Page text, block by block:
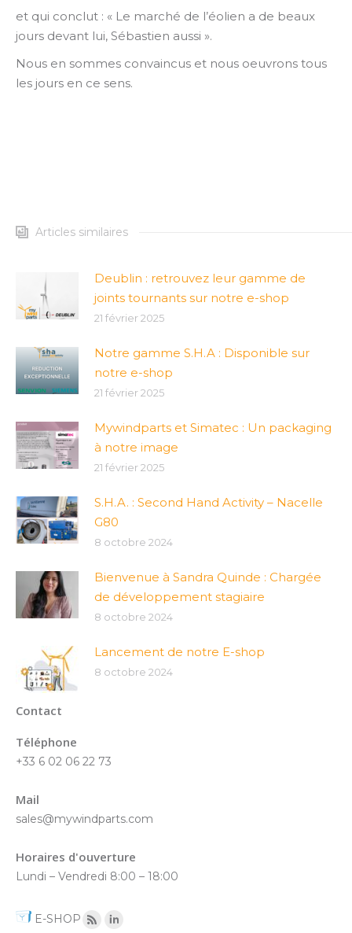
et qui conclut : « Le marché de l’éolien a de beaux
jours devant lui, Sébastien aussi ».
Nous en sommes convaincus et nous oeuvrons tous
les jours en ce sens.
Articles similaires
Deublin : retrouvez leur gamme de
joints tournants sur notre e-shop
21 février 2025
Notre gamme S.H.A : Disponible sur
notre e-shop
21 février 2025
Mywindparts et Simatec : Un packaging
à notre image
21 février 2025
S.H.A. : Second Hand Activity – Nacelle
G80
8 octobre 2024
Bienvenue à Sandra Quinde : Chargée
de développement stagiaire
8 octobre 2024
Lancement de notre E-shop
8 octobre 2024
Contact
Téléphone
+33 6 02 06 22 73
Mail
sales@mywindparts.com
Horaires d'ouverture
Lundi – Vendredi 8:00 – 18:00
E-SHOP